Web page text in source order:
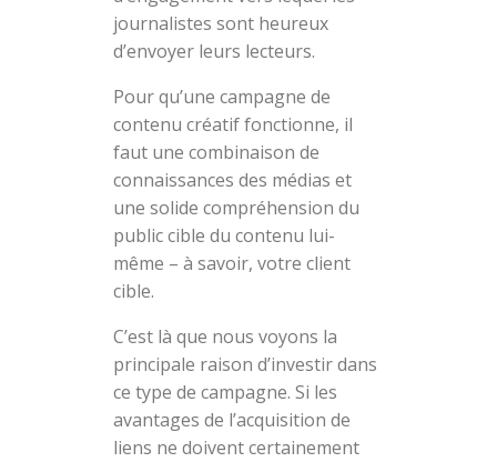
journalistes sont heureux
d’envoyer leurs lecteurs.
Pour qu’une campagne de
contenu créatif fonctionne, il
faut une combinaison de
connaissances des médias et
une solide compréhension du
public cible du contenu lui-
même – à savoir, votre client
cible.
C’est là que nous voyons la
principale raison d’investir dans
ce type de campagne. Si les
avantages de l’acquisition de
liens ne doivent certainement